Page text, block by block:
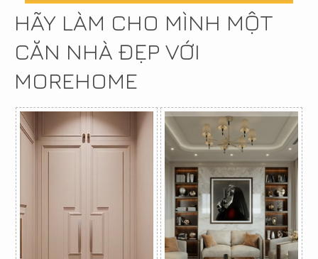
HÃY LÀM CHO MÌNH MỘT
CĂN NHÀ ĐẸP VỚI
MOREHOME